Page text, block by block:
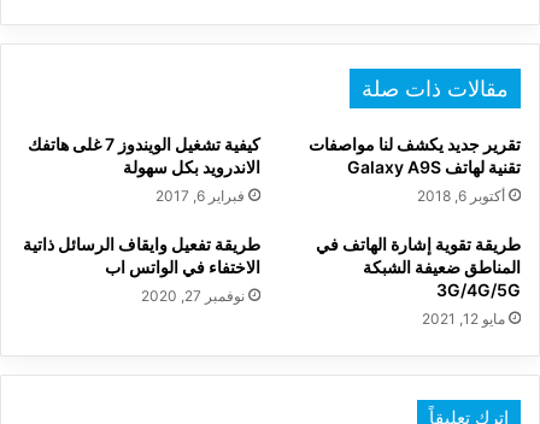
مقالات ذات صلة
تقرير جديد يكشف لنا مواصفات
تقنية لهاتف Galaxy A9S
أكتوبر 6, 2018
كيفية تشغيل الويندوز 7 غلى هاتفك
الاندرويد بكل سهولة
فبراير 6, 2017
طريقة تقوية إشارة الهاتف في
المناطق ضعيفة الشبكة
3G/4G/5G
مايو 12, 2021
طريقة تفعيل وايقاف الرسائل ذاتية
الاختفاء في الواتس اب
نوفمبر 27, 2020
اترك تعليقاً